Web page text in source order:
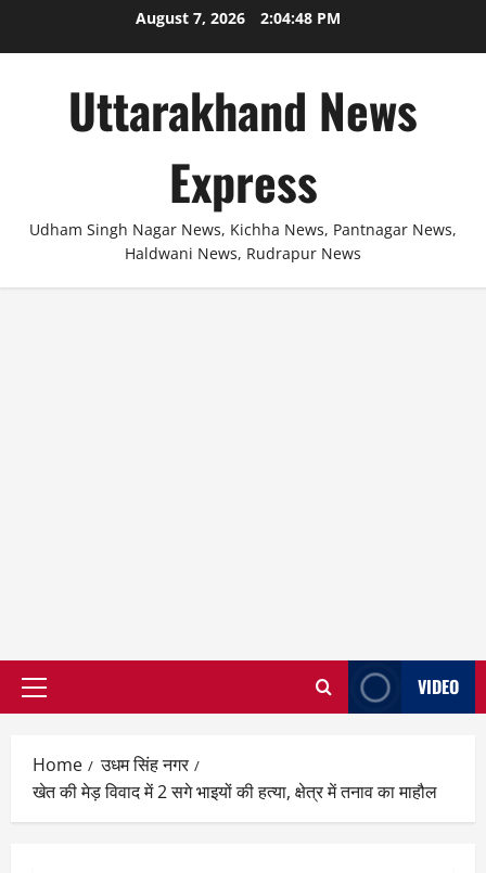
August 7, 2026 2:04:48 PM
Uttarakhand News
Express
Udham Singh Nagar News, Kichha News, Pantnagar News,
Haldwani News, Rudrapur News
Primary
VIDEO
Home
उधम सिंह नगर
खेत की मेड़ विवाद में 2 सगे भाइयों की हत्या, क्षेत्र में तनाव का माहौल